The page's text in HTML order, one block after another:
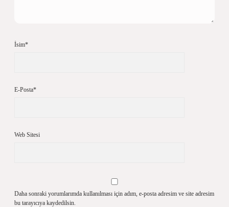
İsim*
E-Posta*
Web Sitesi
Daha sonraki yorumlarımda kullanılması için adım, e-posta adresim ve site adresim
bu tarayıcıya kaydedilsin.